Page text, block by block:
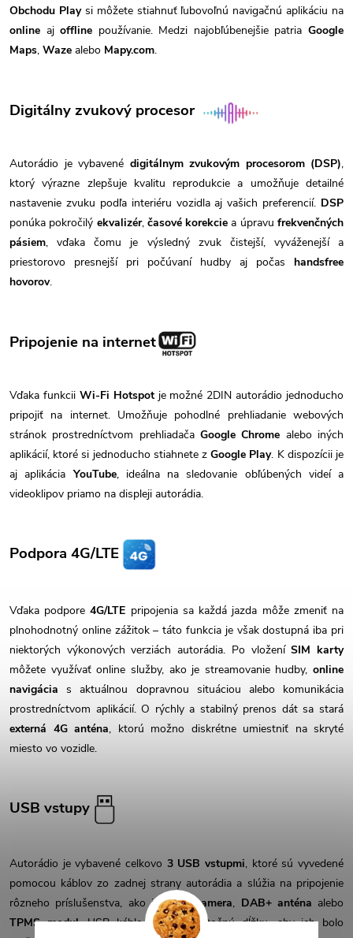
Obchodu Playsi môžete stiahnuť ľubovoľnú navigačnú aplikáciu na
online ajoffline používanie. Medzi najobľúbenejšie patriaGoogle
Maps, Waze alebo Mapy.com.
Digitálny zvukový procesor
Autorádio je vybavené digitálnym zvukovým procesorom (DSP),
ktorý výrazne zlepšuje kvalitu reprodukcie a umožňuje detailné
nastavenie zvuku podľa interiéru vozidla aj vašich preferencií. DSP
ponúka pokročilý ekvalizér, časové korekcie a úpravufrekvenčných
pásiem, vďaka čomu je výsledný zvuk čistejší, vyváženejší a
priestorovo presnejší pri počúvaní hudby aj počas handsfree
hovorov.
Pripojenie na internet
Vďaka funkcii Wi-Fi Hotspotje možné 2DIN autorádio jednoducho
pripojiť na internet. Umožňuje pohodlné prehliadanie webových
stránok prostredníctvom prehliadača Google Chrome alebo iných
aplikácií, ktoré si jednoducho stiahnete zGoogle Play. K dispozícii je
aj aplikáciaYouTube, ideálna na sledovanie obľúbených videí a
videoklipov priamo na displeji autorádia.
Podpora 4G/LTE
Vďaka podpore4G/LTE pripojenia sa každá jazda môže zmeniť na
plnohodnotný online zážitok – táto funkcia je však dostupná iba pri
niektorých výkonových verziách autorádia. Po vloženíSIM karty
môžete využívať online služby, ako je streamovanie hudby, online
navigácia s aktuálnou dopravnou situáciou alebo komunikácia
prostredníctvom aplikácií. O rýchly a stabilný prenos dát sa stará
externá 4G anténa, ktorú možno diskrétne umiestniť na skryté
miesto vo vozidle.
USB vstupy
Autorádio je vybavené celkovo 3 USB vstupmi, ktoré sú vyvedené
pomocou káblov zo zadnej strany autorádia a slúžia na pripojenie
rôzneho príslušenstva, ako jeDVR kamera, DAB+ anténa alebo
TPMS modul. USB káble majú dostatočnú dĺžku, aby ich bolo